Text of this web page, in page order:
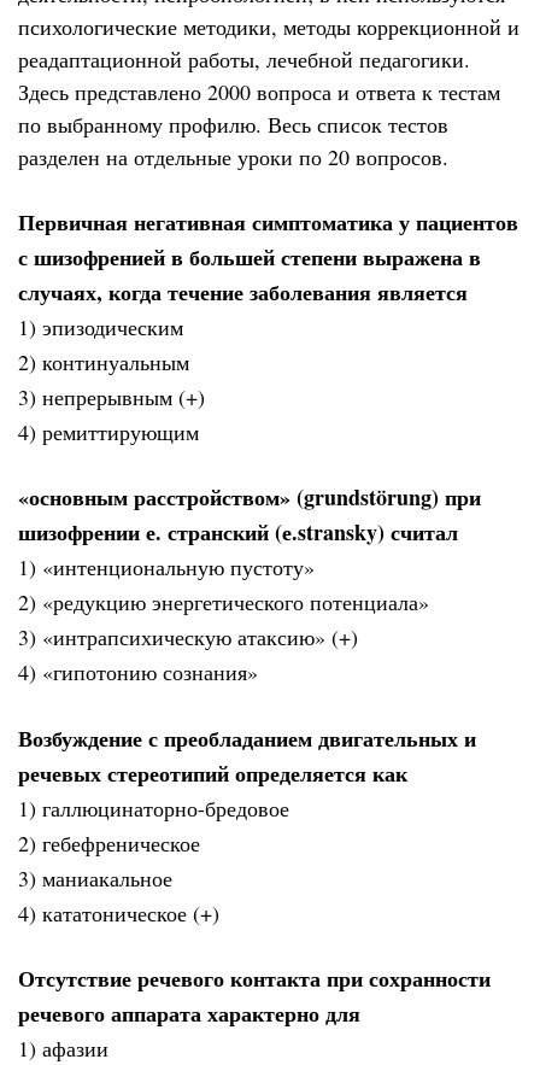
психологические методики, методы коррекционной и
реадаптационной работы, лечебной педагогики.
Здесь представлено 2000 вопроса и ответа к тестам
по выбранному профилю. Весь список тестов
разделен на отдельные уроки по 20 вопросов.
Первичная негативная симптоматика у пациентов
с шизофренией в большей степени выражена в
случаях, когда течение заболевания является
1) эпизодическим
2) континуальным
3) непрерывным (+)
4) ремиттирующим
«основным расстройством» (grundstörung) при
шизофрении е. странский (е.stransky) считал
1) «интенциональную пустоту»
2) «редукцию энергетического потенциала»
3) «интрапсихическую атаксию» (+)
4) «гипотонию сознания»
Возбуждение с преобладанием двигательных и
речевых стереотипий определяется как
1) галлюцинаторно-бредовое
2) гебефреническое
3) маниакальное
4) кататоническое (+)
Отсутствие речевого контакта при сохранности
речевого аппарата характерно для
1) афазии